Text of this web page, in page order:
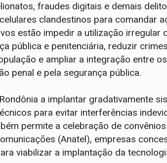
fraudes digitais e demais
clandestinos para comandar
estão impedir a utilização irregular
pública e penitenciária, reduzir
e ampliar a integração entre
penal e pela segurança pública.
a implantar gradativamente
para evitar interferências
permite a celebração de
(Anatel), empresas
viabilizar a implantação da